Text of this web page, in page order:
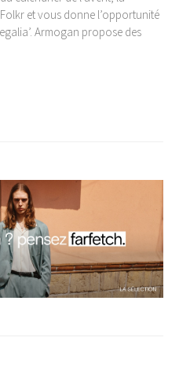
et vous donne l’opportunité
Armogan propose des